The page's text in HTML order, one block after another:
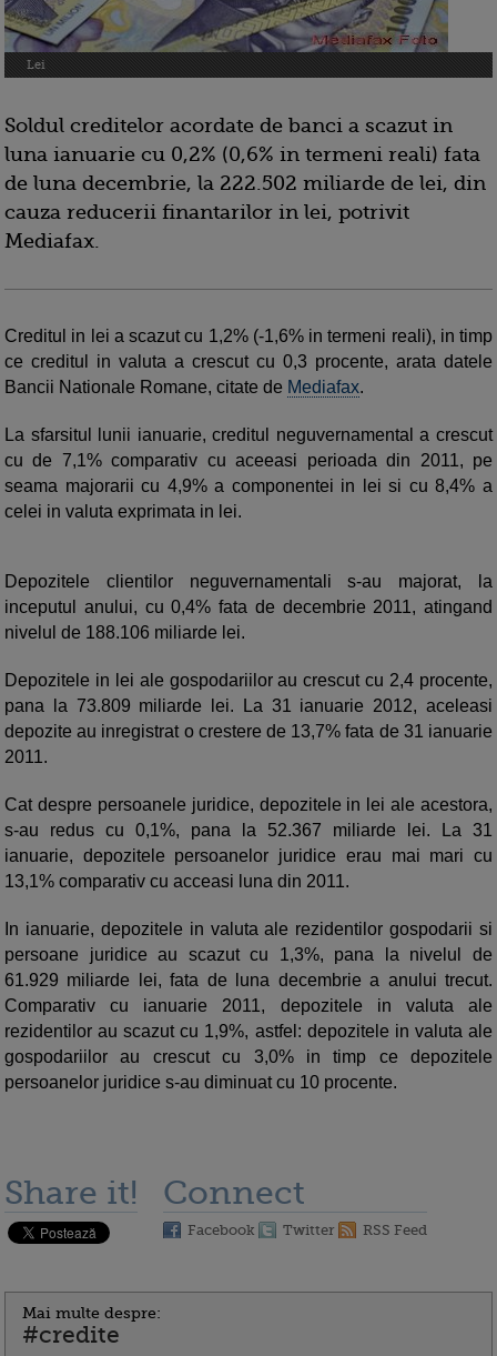
Lei
Soldul creditelor acordate de banci a scazut in
luna ianuarie cu 0,2% (0,6% in termeni reali) fata
de luna decembrie, la 222.502 miliarde de lei, din
cauza reducerii finantarilor in lei, potrivit
Mediafax.
Creditul in lei a scazut cu 1,2% (-1,6% in termeni reali), in timp
ce creditul in valuta a crescut cu 0,3 procente, arata datele
Bancii Nationale Romane, citate de Mediafax.
La sfarsitul lunii ianuarie, creditul neguvernamental a crescut
cu de 7,1% comparativ cu aceeasi perioada din 2011, pe
seama majorarii cu 4,9% a componentei in lei si cu 8,4% a
celei in valuta exprimata in lei.
Depozitele clientilor neguvernamentali s-au majorat, la
inceputul anului, cu 0,4% fata de decembrie 2011, atingand
nivelul de 188.106 miliarde lei.
Depozitele in lei ale gospodariilor au crescut cu 2,4 procente,
pana la 73.809 miliarde lei. La 31 ianuarie 2012, aceleasi
depozite au inregistrat o crestere de 13,7% fata de 31 ianuarie
2011.
Cat despre persoanele juridice, depozitele in lei ale acestora,
s-au redus cu 0,1%, pana la 52.367 miliarde lei. La 31
ianuarie, depozitele persoanelor juridice erau mai mari cu
13,1% comparativ cu acceasi luna din 2011.
In ianuarie, depozitele in valuta ale rezidentilor gospodarii si
persoane juridice au scazut cu 1,3%, pana la nivelul de
61.929 miliarde lei, fata de luna decembrie a anului trecut.
Comparativ cu ianuarie 2011, depozitele in valuta ale
rezidentilor au scazut cu 1,9%, astfel: depozitele in valuta ale
gospodariilor au crescut cu 3,0% in timp ce depozitele
persoanelor juridice s-au diminuat cu 10 procente.
Share it! Connect
Facebook Twitter RSS Feed
Mai multe despre:
#credite